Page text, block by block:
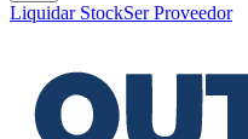
Liquidar StockSer Proveedor